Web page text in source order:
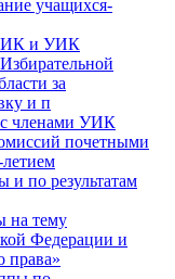
учащихся-
и УИК
за
и п
членами УИК
почетными
летием
и по результатам
на тему
Федерации и
права»